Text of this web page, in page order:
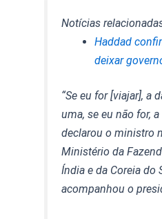
Notícias
Haddad
deixar
“Se eu for [viajar], a
uma, se eu não for, a
declarou o ministro
Ministério da
Índia e da Coreia do
acompanhou o